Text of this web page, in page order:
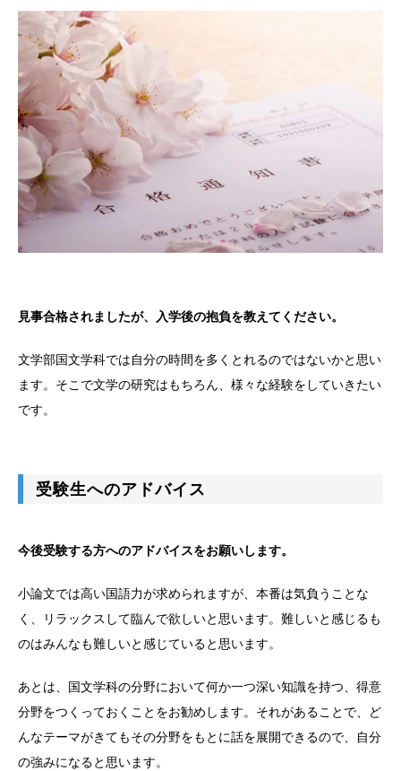
見事合格されましたが、入学後の抱負を教えてください。
文学部国文学科では自分の時間を多くとれるのではないかと思い
ます。そこで文学の研究はもちろん、様々な経験をしていきたい
です。
受験生へのアドバイス
今後受験する方へのアドバイスをお願いします。
小論文では高い国語力が求められますが、本番は気負うことな
く、リラックスして臨んで欲しいと思います。難しいと感じるも
のはみんなも難しいと感じていると思います。
あとは、国文学科の分野において何か一つ深い知識を持つ、得意
分野をつくっておくことをお勧めします。それがあることで、ど
んなテーマがきてもその分野をもとに話を展開できるので、自分
の強みになると思います。